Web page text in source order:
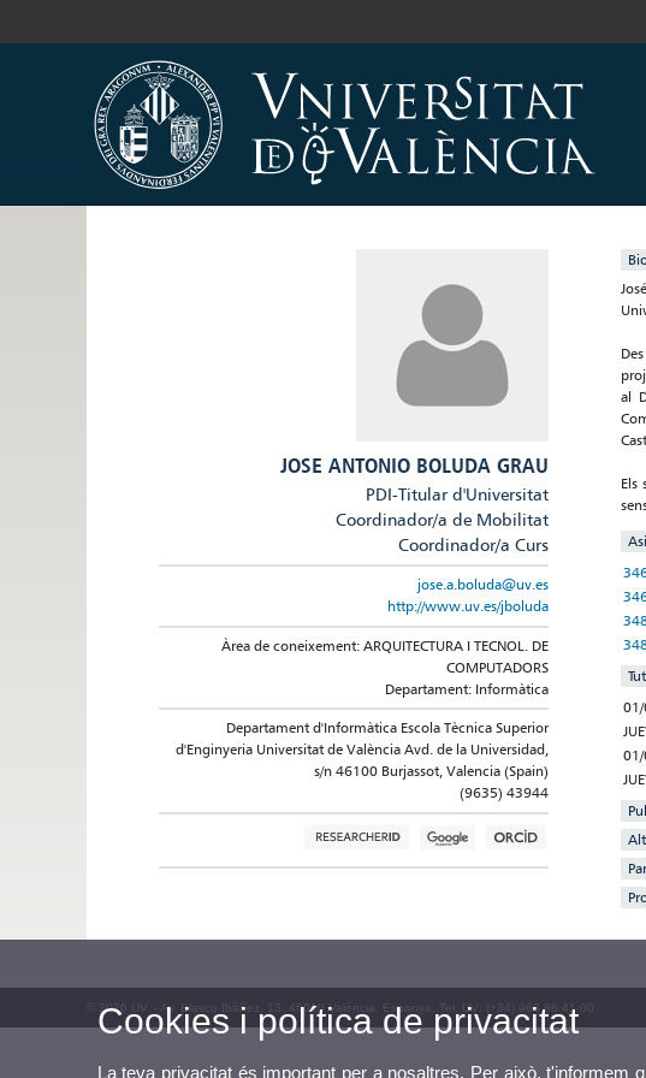
JOSE ANTONIO BOLUDA GRAU
PDI-Titular d'Universitat
Coordinador/a de Mobilitat
Coordinador/a Curs
jose.a.boluda@uv.es
http://www.uv.es/jboluda
Àrea de coneixement: ARQUITECTURA I TECNOL. DE
COMPUTADORS
Departament: Informàtica
Departament d'Informàtica Escola Tècnica Superior
d'Enginyeria Universitat de València Avd. de la Universidad,
s/n 46100 Burjassot, Valencia (Spain)
(9635) 43944
al
Els
© 2026 UV. - Av. Blasco Ibáñez, 13. 46010 València. Espanya. Tel. UV: (+34) 963 86 41 00
Cookies i política de privacitat
La teva privacitat és important per a nosaltres. Per això, t'informem